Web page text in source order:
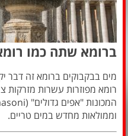
ברומא שתה כמו
מים בבקבוקים ברומא זה דבר
רומא מפוזרות עשרות מזרקות
וממולאות מחדש במים טריים.